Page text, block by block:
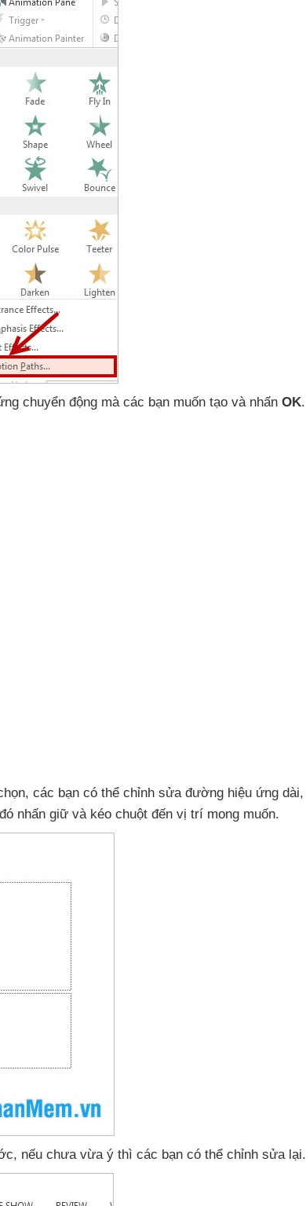
chuyển động mà các bạn muốn tạo và nhấn OK.
, các bạn có thể chỉnh sửa đường hiệu ứng dài,
nhấn giữ và kéo chuột đến vị trí mong muốn.
, nếu chưa vừa ý thì các bạn có thể chỉnh sửa lại.